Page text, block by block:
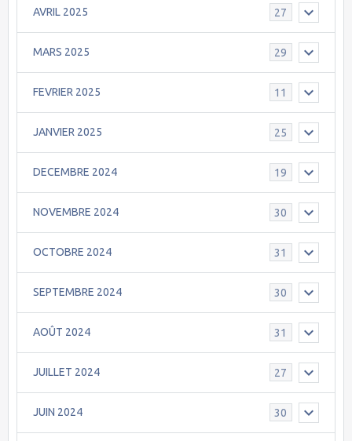
AVRIL 2025 27
MARS 2025 29
FEVRIER 2025 11
JANVIER 2025 25
DECEMBRE 2024 19
NOVEMBRE 2024 30
OCTOBRE 2024 31
SEPTEMBRE 2024 30
AOÛT 2024 31
JUILLET 2024 27
JUIN 2024 30